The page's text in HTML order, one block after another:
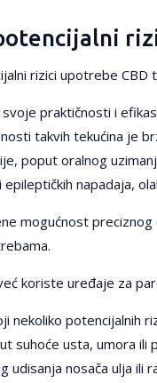
rizici upotrebe CBD
praktičnosti i
takvih tekućina je
poput oralnog
napadaja,
mogućnost
koriste uređaje za
nekoliko potencijalnih
suhoće usta, umora
nosača ulja ili